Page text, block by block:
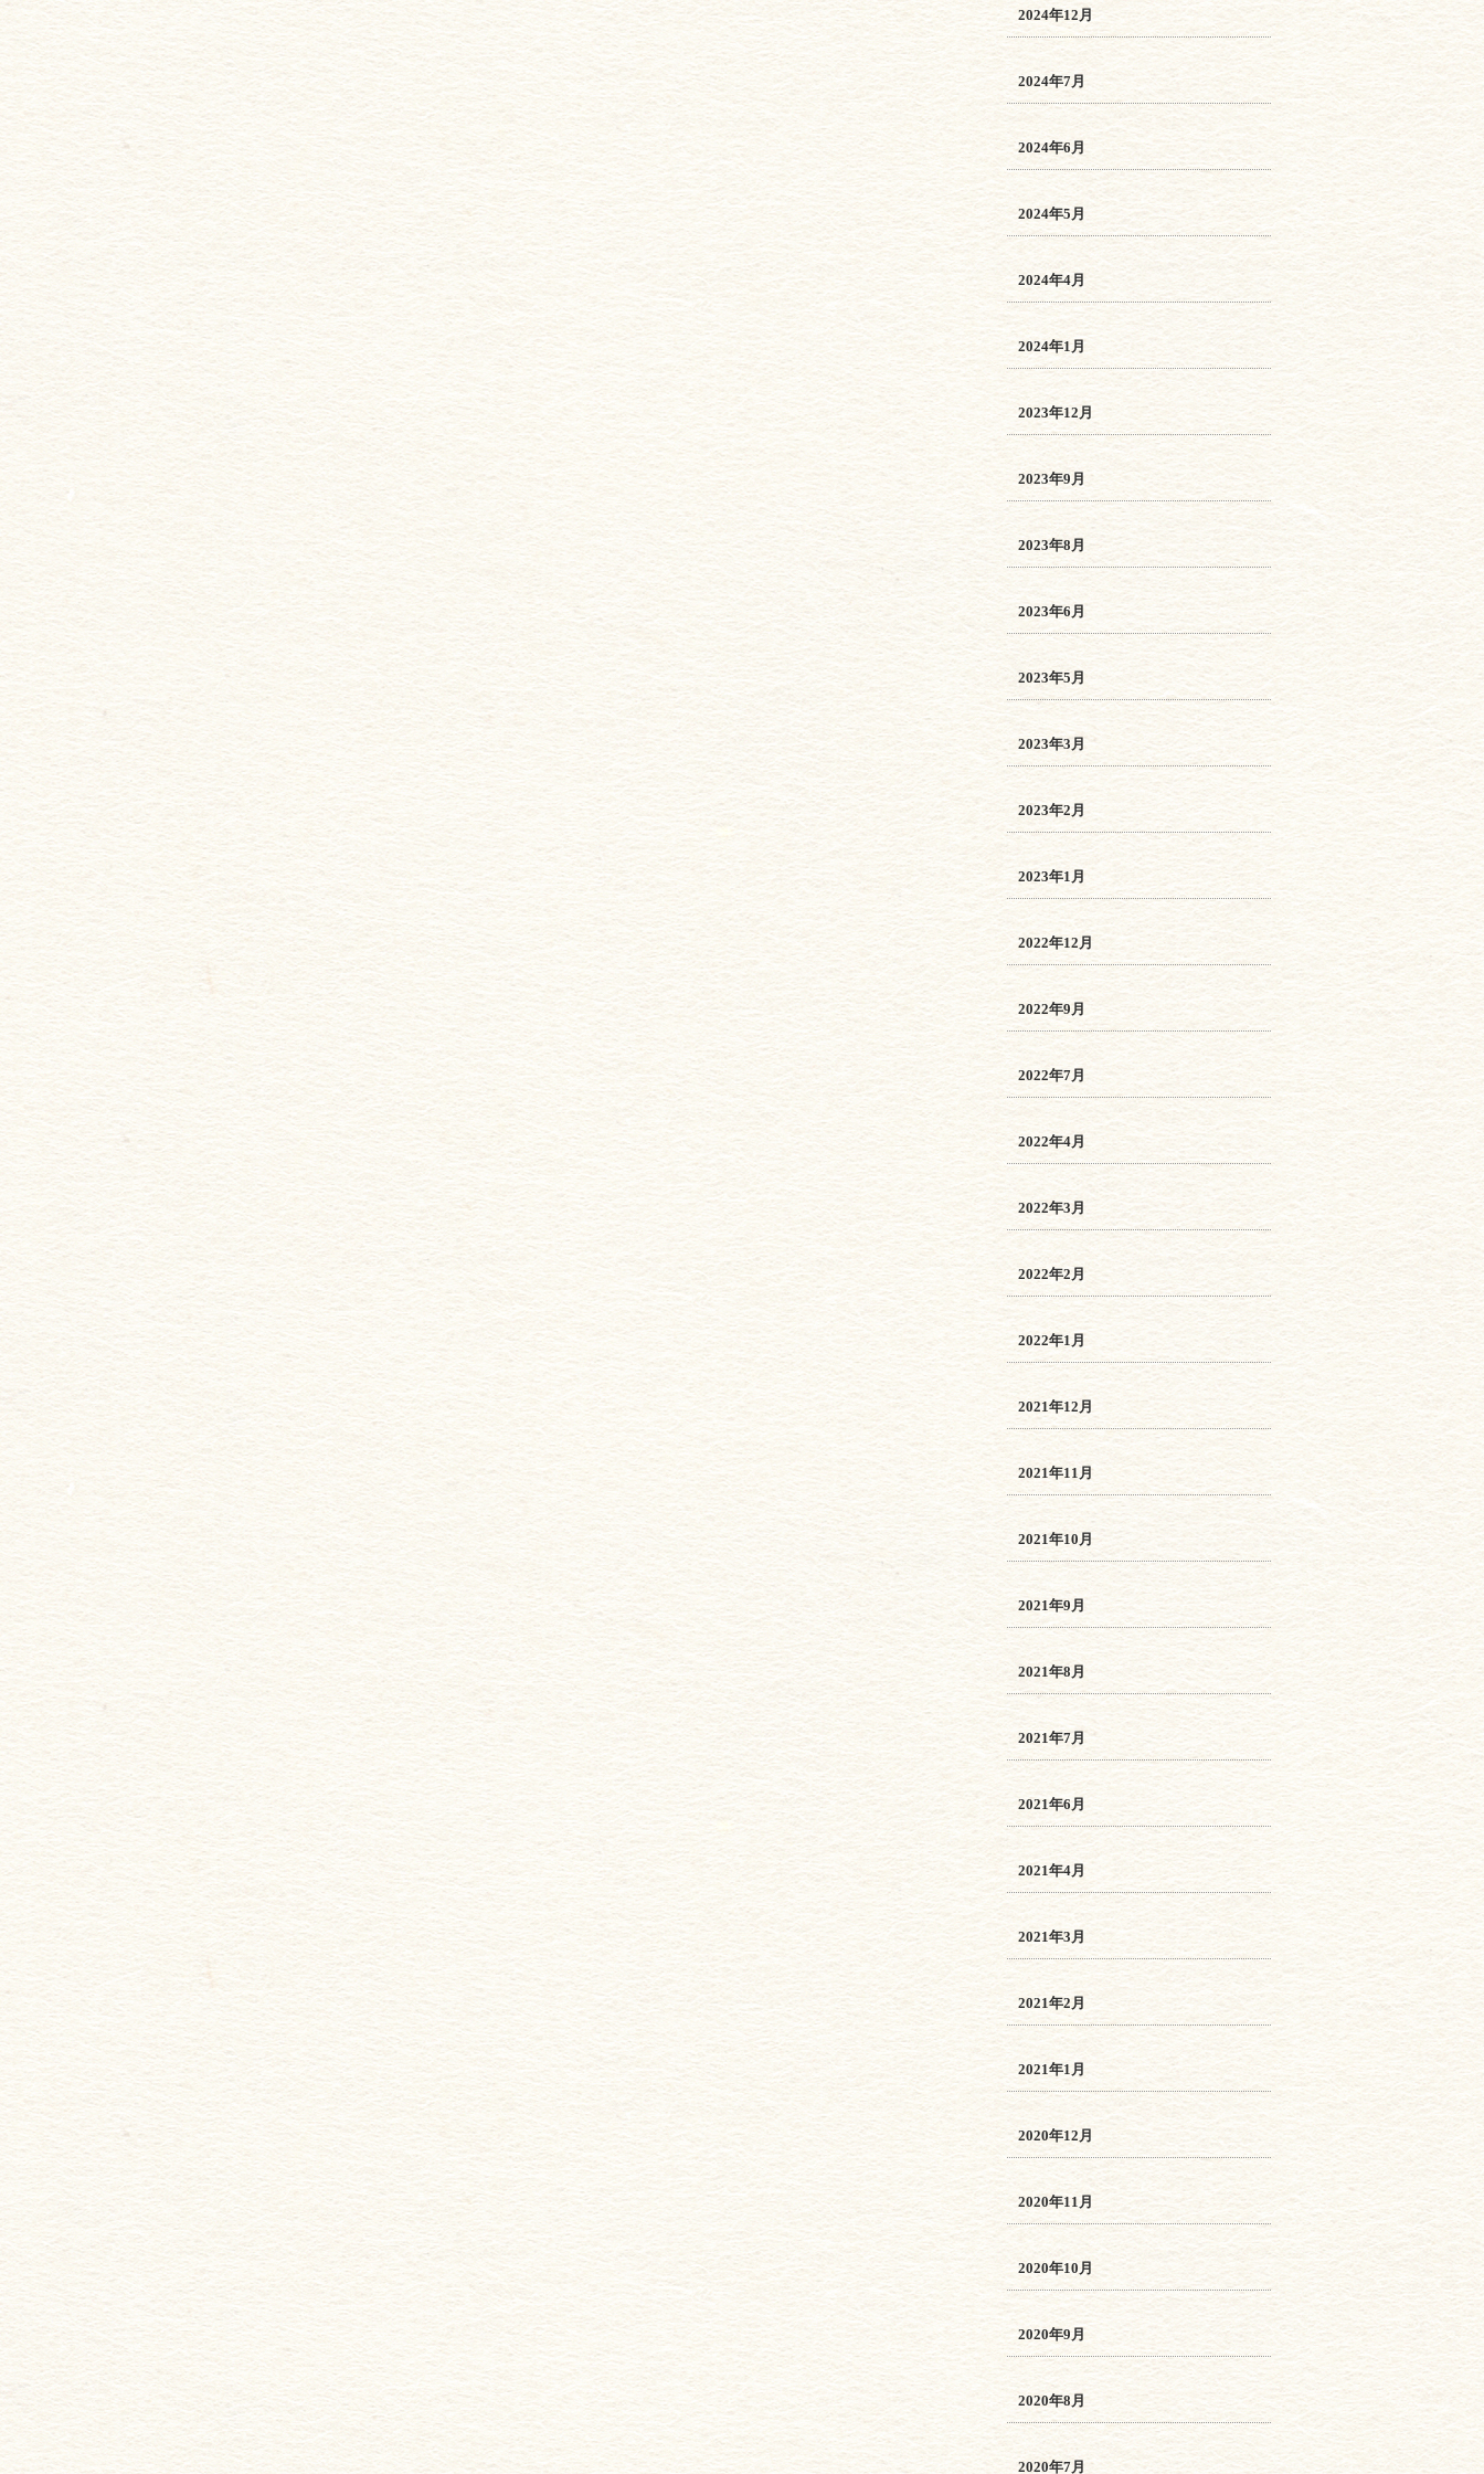
2024年12月
2024年7月
2024年6月
2024年5月
2024年4月
2024年1月
2023年12月
2023年9月
2023年8月
2023年6月
2023年5月
2023年3月
2023年2月
2023年1月
2022年12月
2022年9月
2022年7月
2022年4月
2022年3月
2022年2月
2022年1月
2021年12月
2021年11月
2021年10月
2021年9月
2021年8月
2021年7月
2021年6月
2021年4月
2021年3月
2021年2月
2021年1月
2020年12月
2020年11月
2020年10月
2020年9月
2020年8月
2020年7月